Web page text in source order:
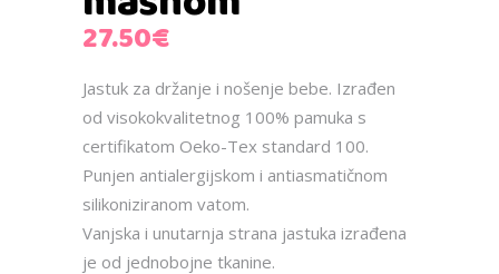
27.50€
Jastuk za držanje i nošenje bebe. Izrađen
od visokokvalitetnog 100% pamuka s
certifikatom Oeko-Tex standard 100.
Punjen antialergijskom i antiasmatičnom
silikoniziranom vatom.
Vanjska i unutarnja strana jastuka izrađena
je od jednobojne tkanine.